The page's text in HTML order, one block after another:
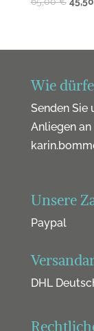
Wie
Senden Sie
Anliegen an
Unsere
Paypal
DHL